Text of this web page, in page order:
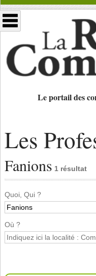
Le portail des
Les
Fanions 1 résultat
Quoi, Qui ?
Où ?